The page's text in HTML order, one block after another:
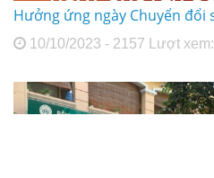
Hưởng ứng ngày Chuyển đổi
10/10/2023 - 2157 Lượt xem: